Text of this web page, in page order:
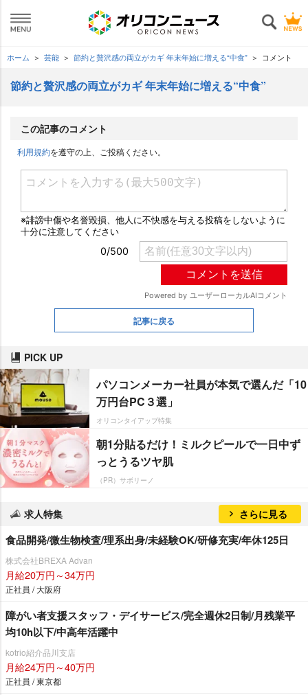
ホーム 芸能 節約と贅沢感の両立がカギ 年末年始に増える“中食” コメント
節約と贅沢感の両立がカギ 年末年始に増える“中食”
この記事のコメント
利用規約を遵守の上、ご投稿ください。
記事に戻る
PICK UP
パソコンメーカー社員が本気で選んだ「10
万円台PC３選」
オリコンタイアップ特集
朝1分貼るだけ！ミルクピールで一日中ず
っとうるツヤ肌
（PR）サボリーノ
求人特集 さらに見る
食品開発/微生物検査/理系出身/未経験OK/研修充実/年休125日
株式会社BREXA Advan
月給20万円～34万円
正社員 / 大阪府
障がい者支援スタッフ・デイサービス/完全週休2日制/月残業平
均10h以下/中高年活躍中
kotrio紹介品川支店
月給24万円～40万円
正社員 / 東京都